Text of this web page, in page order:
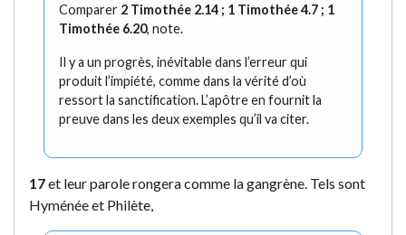
Comparer 2 Timothée 2.14 ; 1 Timothée 4.7 ; 1
Timothée 6.20, note.
Il y a un progrès, inévitable dans l’erreur qui
produit l’impiété, comme dans la vérité d’où
ressort la sanctification. L’apôtre en fournit la
preuve dans les deux exemples qu’il va citer.
17et leur parole rongera comme la gangrène. Tels sont
Hyménée et Philète,